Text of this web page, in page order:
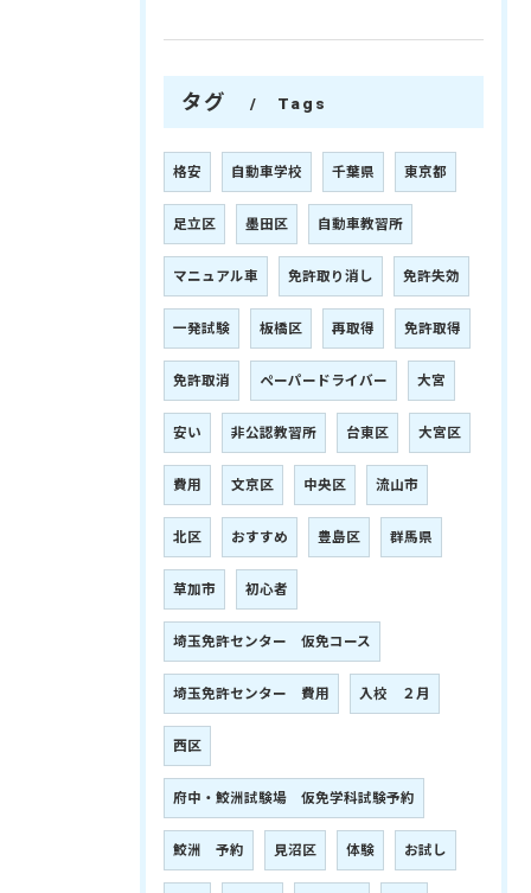
タグ Tags
格安 自動車学校 千葉県 東京都
足立区 墨田区 自動車教習所
マニュアル車 免許取り消し 免許失効
一発試験 板橋区 再取得 免許取得
免許取消 ペーパードライバー 大宮
安い 非公認教習所 台東区 大宮区
費用 文京区 中央区 流山市
北区 おすすめ 豊島区 群馬県
草加市 初心者
埼玉免許センター 仮免コース
埼玉免許センター 費用 入校 ２月
西区
府中・鮫洲試験場 仮免学科試験予約
鮫洲 予約 見沼区 体験 お試し